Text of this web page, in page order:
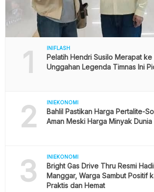
1 INIFLASH
Pelatih Hendri Susilo Merapat ke
Unggahan Legenda Timnas Ini
2 INIEKONOMI
Bahlil Pastikan Harga Pertalite-
Aman Meski Harga Minyak
3 INIEKONOMI
Bright Gas Drive Thru Resmi
Manggar, Warga Sambut Positif
Praktis dan Hemat